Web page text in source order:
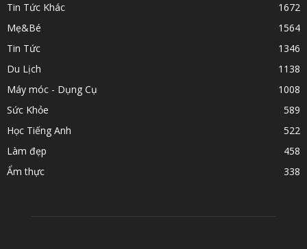
Tin Tức Khác
1672
Mẹ&Bé
1564
Tin Tức
1346
Du Lịch
1138
Máy móc - Dụng Cụ
1008
Sức Khỏe
589
Học Tiếng Anh
522
Làm đẹp
458
Ẩm thực
338